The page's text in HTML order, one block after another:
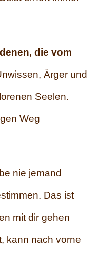
die vom
Ärger und
Seelen.
Weg
nie jemand
Das ist
mit dir gehen
kann nach vorne